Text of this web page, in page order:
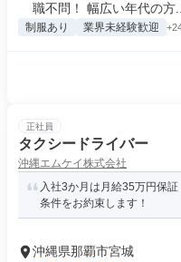
職不問！ 幅広い年代の方...
制服あり 業界未経験歓迎
正社員
タクシードライバー
沖縄エムケイ株式会社
入社3か月は月給35万円保
条件をお約束します！
沖縄県那覇市宮城